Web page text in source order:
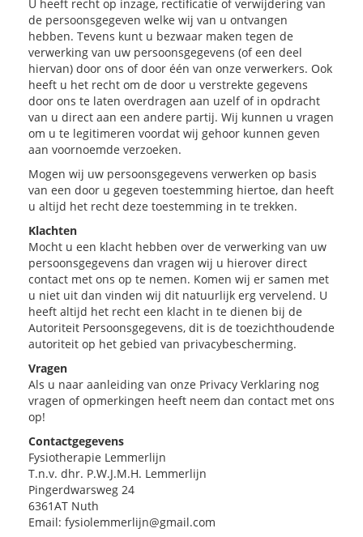
U heeft recht op inzage, rectificatie of verwijdering van
de persoonsgegeven welke wij van u ontvangen
hebben. Tevens kunt u bezwaar maken tegen de
verwerking van uw persoonsgegevens (of een deel
hiervan) door ons of door één van onze verwerkers. Ook
heeft u het recht om de door u verstrekte gegevens
door ons te laten overdragen aan uzelf of in opdracht
van u direct aan een andere partij. Wij kunnen u vragen
om u te legitimeren voordat wij gehoor kunnen geven
aan voornoemde verzoeken.
Mogen wij uw persoonsgegevens verwerken op basis
van een door u gegeven toestemming hiertoe, dan heeft
u altijd het recht deze toestemming in te trekken.
Klachten
Mocht u een klacht hebben over de verwerking van uw
persoonsgegevens dan vragen wij u hierover direct
contact met ons op te nemen. Komen wij er samen met
u niet uit dan vinden wij dit natuurlijk erg vervelend. U
heeft altijd het recht een klacht in te dienen bij de
Autoriteit Persoonsgegevens, dit is de toezichthoudende
autoriteit op het gebied van privacybescherming.
Vragen
Als u naar aanleiding van onze Privacy Verklaring nog
vragen of opmerkingen heeft neem dan contact met ons
op!
Contactgegevens
Fysiotherapie Lemmerlijn
T.n.v. dhr. P.W.J.M.H. Lemmerlijn
Pingerdwarsweg 24
6361AT Nuth
Email: fysiolemmerlijn@gmail.com